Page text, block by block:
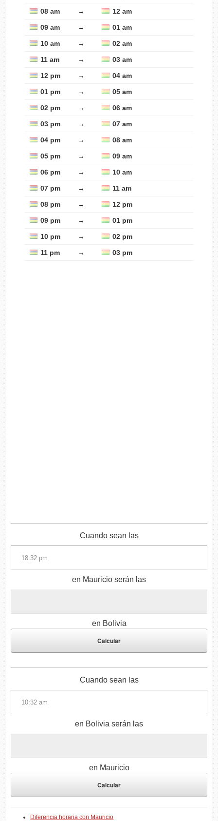
08 am → 12 am
09 am → 01 am
10 am → 02 am
11 am → 03 am
12 pm → 04 am
01 pm → 05 am
02 pm → 06 am
03 pm → 07 am
04 pm → 08 am
05 pm → 09 am
06 pm → 10 am
07 pm → 11 am
08 pm → 12 pm
09 pm → 01 pm
10 pm → 02 pm
11 pm → 03 pm
Cuando sean las
en Mauricio serán las
en Bolivia
Cuando sean las
en Bolivia serán las
en Mauricio
Diferencia horaria con Mauricio